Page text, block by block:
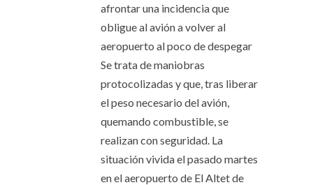
afrontar una incidencia que
obligue al avión a volver al
aeropuerto al poco de despegar
Se trata de maniobras
protocolizadas y que, tras liberar
el peso necesario del avión,
quemando combustible, se
realizan con seguridad. La
situación vivida el pasado martes
en el aeropuerto de El Altet de